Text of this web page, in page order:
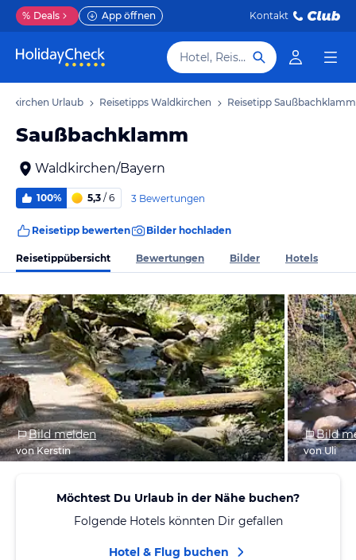
% Deals App öffnen Kontakt
Hotel, Reiseziel
Urlaub Reisetipps Waldkirchen Reisetipp Saußbachklamm
Saußbachklamm
Waldkirchen/Bayern
100% 5,3 / 6 3 Bewertungen
Reisetipp bewerten Bilder hochladen
Reisetippübersicht Bewertungen Bilder Hotels
Bild melden
von Kerstin
Bild
von Uli
Möchtest Du Urlaub in der Nähe buchen?
Folgende Hotels könnten Dir gefallen
Hotel & Flug buchen